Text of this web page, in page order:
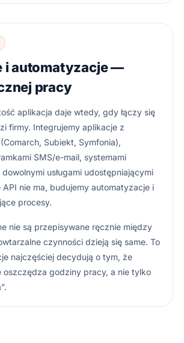
i automatyzacje —
pracy
aplikacja daje wtedy, gdy łączy się
firmy. Integrujemy aplikacje z
Subiekt, Symfonia),
SMS/e-mail, systemami
usługami udostępniającymi
API nie ma, budujemy automatyzacje i
procesy.
nie są przepisywane ręcznie między
czynności dzieją się same. To
najczęściej decydują o tym, że
oszczędza godziny pracy, a nie tylko